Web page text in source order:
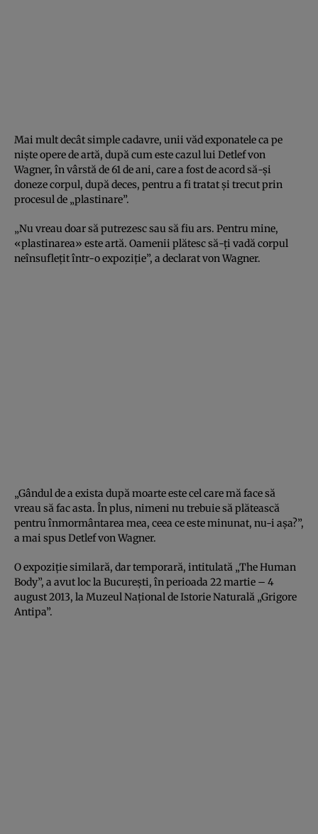
Mai mult decât simple cadavre, unii văd exponatele ca pe
nişte opere de artă, după cum este cazul lui Detlef von
Wagner, în vârstă de 61 de ani, care a fost de acord să-şi
doneze corpul, după deces, pentru a fi tratat şi trecut prin
procesul de „plastinare”.
„Nu vreau doar să putrezesc sau să fiu ars. Pentru mine,
«plastinarea» este artă. Oamenii plătesc să-ţi vadă corpul
neînsufleţit într-o expoziţie”, a declarat von Wagner.
„Gândul de a exista după moarte este cel care mă face să
vreau să fac asta. În plus, nimeni nu trebuie să plătească
pentru înmormântarea mea, ceea ce este minunat, nu-i aşa?”,
a mai spus Detlef von Wagner.
O expoziţie similară, dar temporară, intitulată „The Human
Body”, a avut loc la Bucureşti, în perioada 22 martie – 4
august 2013, la Muzeul Naţional de Istorie Naturală „Grigore
Antipa”.